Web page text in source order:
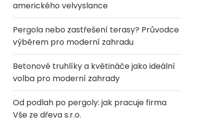
amerického velvyslance
Pergola nebo zastřešení terasy? Průvodce
výběrem pro moderní zahradu
Betonové truhlíky a květináče jako ideální
volba pro moderní zahrady
Od podlah po pergoly: jak pracuje firma
Vše ze dřeva s.r.o.